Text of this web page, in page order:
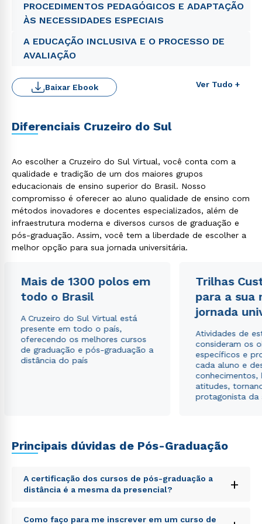
PROCEDIMENTOS PEDAGÓGICOS E ADAPTAÇÃO
ÀS NECESSIDADES ESPECIAIS
A EDUCAÇÃO INCLUSIVA E O PROCESSO DE
AVALIAÇÃO
Ver Tudo +
Baixar Ebook
Diferenciais Cruzeiro do Sul
Ao escolher a Cruzeiro do Sul Virtual, você conta com a
qualidade e tradição de um dos maiores grupos
educacionais de ensino superior do Brasil. Nosso
compromisso é oferecer ao aluno qualidade de ensino com
métodos inovadores e docentes especializados, além de
infraestrutura moderna e diversos cursos de graduação e
pós-graduação. Assim, você tem a liberdade de escolher a
melhor opção para sua jornada universitária.
Mais de 1300 polos em
todo o Brasil
A Cruzeiro do Sul Virtual está
presente em todo o país,
oferecendo os melhores cursos
de graduação e pós-graduação a
distância do país
Trilhas
para a sua
jornada
Atividades de
consideram os
específicos e
cada aluno e
conhecimentos,
atitudes,
protagonista da
Principais dúvidas de Pós-Graduação
A certificação dos cursos de pós-graduação a
distância é a mesma da presencial?
+
Sed ut perspiciatis unde omnis iste natus error sit
Como faço para me inscrever em um curso de
Rápido e fácil
WhatsApp
ou
Estou de acordo com a
autorizo que meus dados sejam utilizados para o